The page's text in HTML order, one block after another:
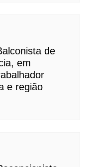
de
em
e região